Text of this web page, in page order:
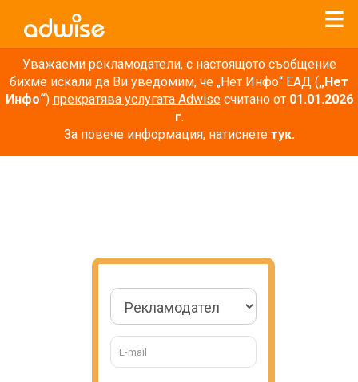
Уважаеми рекламодатели, с настоящото съобщение
бихме искали да Ви уведомим, че „Нет Инфо“ ЕАД („Нет
Инфо“) прекратява услугата Adwiseсчитано от 01.01.2026
г.
За повече информация, натиснете тук.